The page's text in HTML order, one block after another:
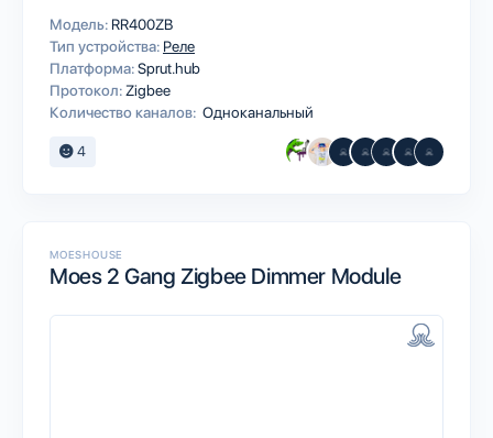
Модель: RR400ZB
Тип устройства: Реле
Платформа:Sprut.hub
Протокол: Zigbee
Количество каналов: Одноканальный
4
MOESHOUSE
Moes 2 Gang Zigbee Dimmer Module